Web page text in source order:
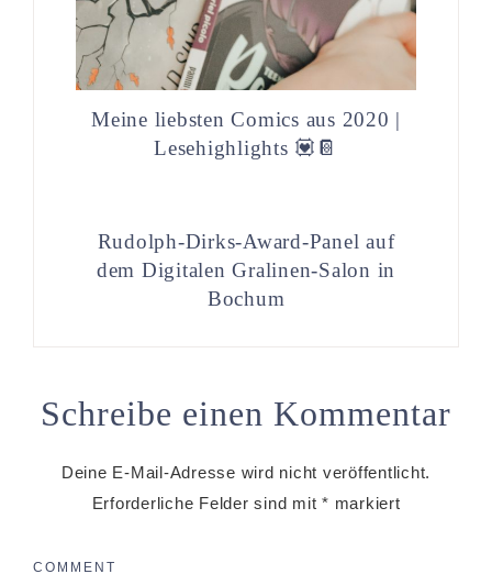
Meine liebsten Comics aus 2020 |
Lesehighlights 💟📔
Rudolph-Dirks-Award-Panel auf
dem Digitalen Gralinen-Salon in
Bochum
Schreibe einen Kommentar
Deine E-Mail-Adresse wird nicht veröffentlicht.
Erforderliche Felder sind mit * markiert
COMMENT